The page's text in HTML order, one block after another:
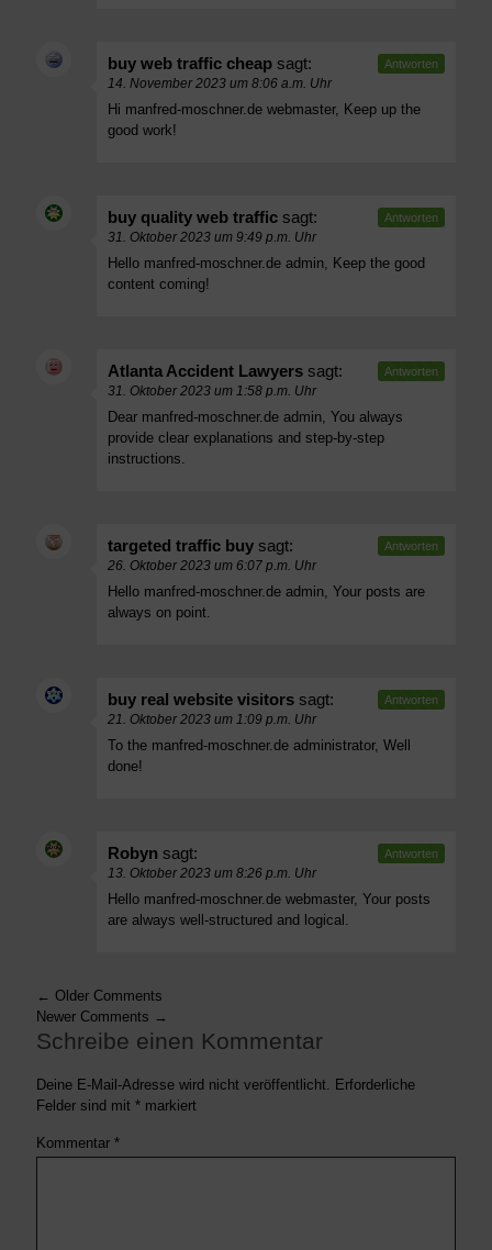
buy web traffic cheap sagt:
14. November 2023 um 8:06 a.m. Uhr
Hi manfred-moschner.de webmaster, Keep up the
good work!
Antworten
buy quality web traffic sagt:
31. Oktober 2023 um 9:49 p.m. Uhr
Hello manfred-moschner.de admin, Keep the good
content coming!
Antworten
Atlanta Accident Lawyers sagt:
31. Oktober 2023 um 1:58 p.m. Uhr
Dear manfred-moschner.de admin, You always
provide clear explanations and step-by-step
instructions.
Antworten
targeted traffic buy sagt:
26. Oktober 2023 um 6:07 p.m. Uhr
Hello manfred-moschner.de admin, Your posts are
always on point.
Antworten
buy real website visitors sagt:
21. Oktober 2023 um 1:09 p.m. Uhr
To the manfred-moschner.de administrator, Well
done!
Antworten
Robyn sagt:
13. Oktober 2023 um 8:26 p.m. Uhr
Hello manfred-moschner.de webmaster, Your posts
are always well-structured and logical.
Antworten
← Older Comments
Newer Comments →
Schreibe einen Kommentar
Deine E-Mail-Adresse wird nicht veröffentlicht.
Erforderliche
Felder sind mit * markiert
Kommentar *